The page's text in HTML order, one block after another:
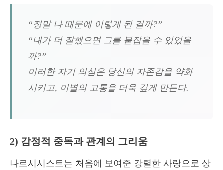
“정말 나 때문에 이렇게 된 걸까?”
“내가 더 잘했으면 그를 붙잡을 수 있었을
까?”
이러한 자기 의심은 당신의 자존감을 약화
시키고, 이별의 고통을 더욱 깊게 만든다.
2) 감정적 중독과 관계의 그리움
나르시시스트는 처음에 보여준 강렬한 사랑으로 상